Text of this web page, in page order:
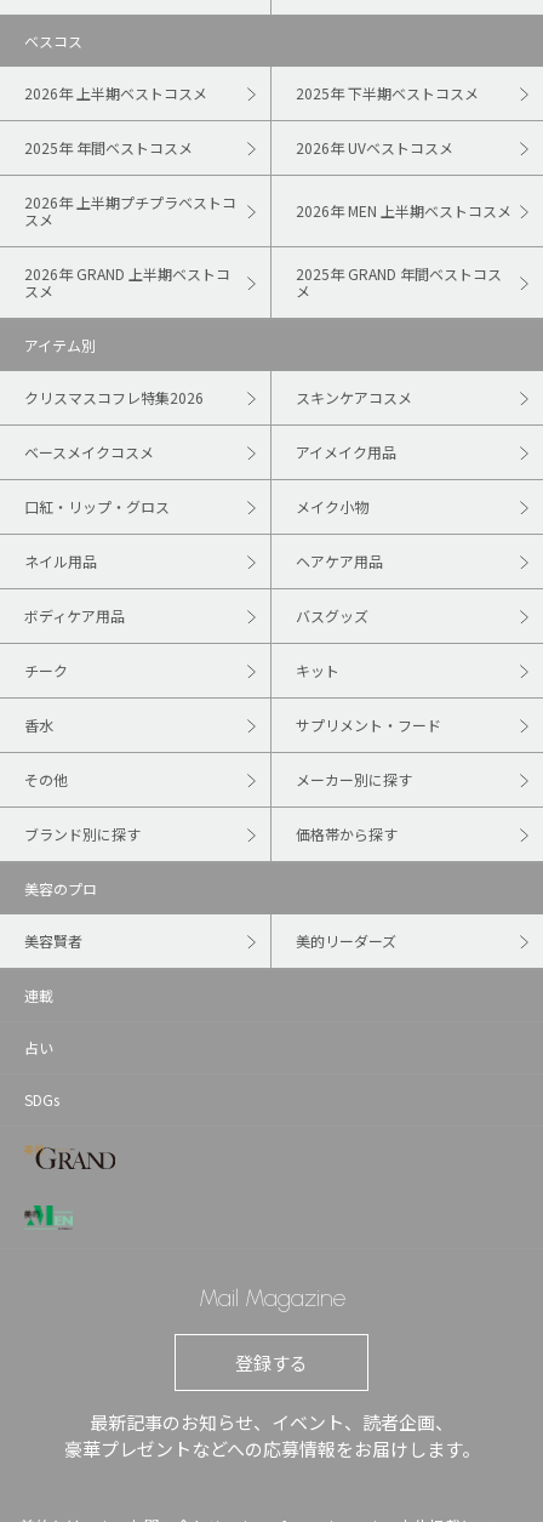
ベスコス
2026年 上半期ベストコスメ 2025年 下半期ベストコスメ
2025年 年間ベストコスメ 2026年 UVベストコスメ
2026年 上半期プチプラベストコ
スメ
2026年 MEN 上半期ベストコスメ
2026年 GRAND 上半期ベストコ
スメ
2025年 GRAND 年間ベストコス
メ
アイテム別
クリスマスコフレ特集2026 スキンケアコスメ
ベースメイクコスメ アイメイク用品
口紅・リップ・グロス メイク小物
ネイル用品 ヘアケア用品
ボディケア用品 バスグッズ
チーク キット
香水 サプリメント・フード
その他 メーカー別に探す
ブランド別に探す 価格帯から探す
美容のプロ
美容賢者 美的リーダーズ
連載
占い
SDGs
Mail Magazine
登録する
最新記事のお知らせ、イベント、読者企画、
豪華プレゼントなどへの応募情報をお届けします。